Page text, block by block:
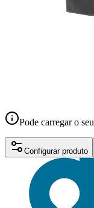
Pode carregar o
Configurar produto